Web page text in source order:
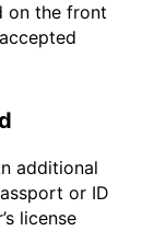
on the front
additional
or ID
license